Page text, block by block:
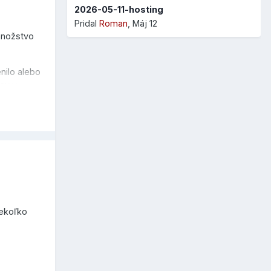
alebo
2026-05-11-hosting
Pridal Roman Máj 12